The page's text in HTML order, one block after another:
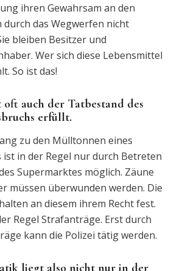
ihren Gewahrsam an den
durch das Wegwerfen nicht
bleiben Besitzer und
Wer sich diese Lebensmittel
So ist das!
oft auch der Tatbestand des
erfüllt.
zu den Mülltonnen eines
in der Regel nur durch Betreten
Supermarktes möglich. Zäune
müssen überwunden werden. Die
an diesem ihrem Recht fest.
Regel Strafanträge. Erst durch
kann die Polizei tätig werden.
liegt also nicht nur in der